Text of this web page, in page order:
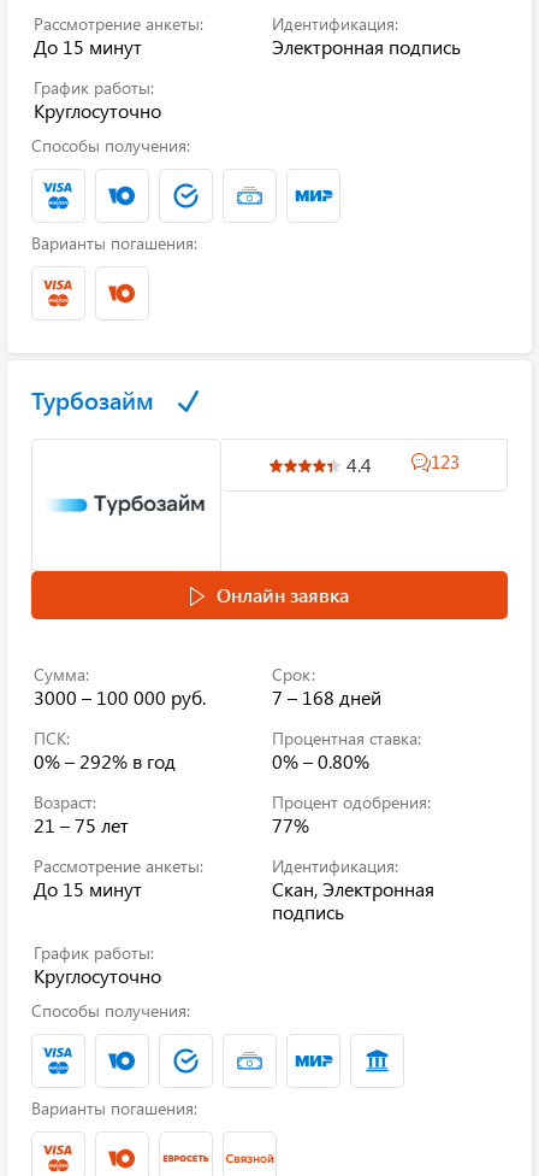
Рассмотрение анкеты:
До 15 минут
Идентификация:
Электронная подпись
График работы:
Круглосуточно
Способы получения:
Варианты погашения:
Турбозайм
4.4 123
Онлайн заявка
Сумма:
3000 – 100 000 руб.
Срок:
7 – 168 дней
ПСК:
0% – 292% в год
Процентная ставка:
0% – 0.80%
Возраст:
21 – 75 лет
Процент одобрения:
77%
Рассмотрение анкеты:
До 15 минут
Идентификация:
Скан, Электронная
подпись
График работы:
Круглосуточно
Способы получения:
Варианты погашения: